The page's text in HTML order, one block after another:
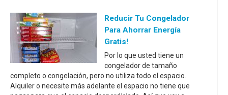
Reducir Tu Congelador
Para Ahorrar Energía
Gratis!
Por lo que usted tiene un
congelador de tamaño
completo o congelación, pero no utiliza todo el espacio.
Alquiler o necesite más adelante el espacio no tiene que